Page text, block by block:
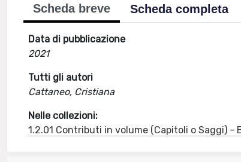
Scheda breve Scheda completa
Data di pubblicazione
2021
Tutti gli autori
Cattaneo, Cristiana
Nelle collezioni:
1.2.01 Contributi in volume (Capitoli o Saggi) -